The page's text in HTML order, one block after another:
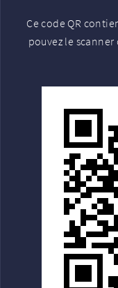
Ce code QR
pouvez le